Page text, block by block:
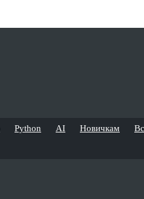
Python AI Новичкам